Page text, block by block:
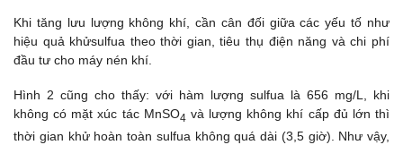
Khi tăng lưu lượng không khí, cần cân đối giữa các yếu tố như
hiệu quả khửsulfua theo thời gian, tiêu thụ điện năng và chi phí
đầu tư cho máy nén khí.
Hình 2 cũng cho thấy: với hàm lượng sulfua là 656 mg/L, khi
không có mặt xúc tác MnSO4 và lượng không khí cấp đủ lớn thì
thời gian khử hoàn toàn sulfua không quá dài (3,5 giờ). Như vậy,